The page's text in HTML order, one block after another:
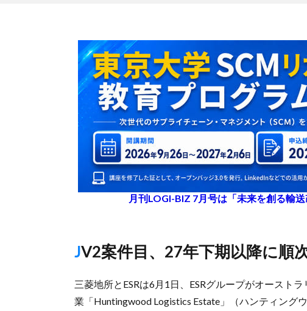
月刊LOGI-BIZ 7月号は「未来を創る輸
JV2案件目、27年下期以降に順
三菱地所とESRは6月1日、ESRグループがオースト
業「Huntingwood Logistics Estate」（ハンティング